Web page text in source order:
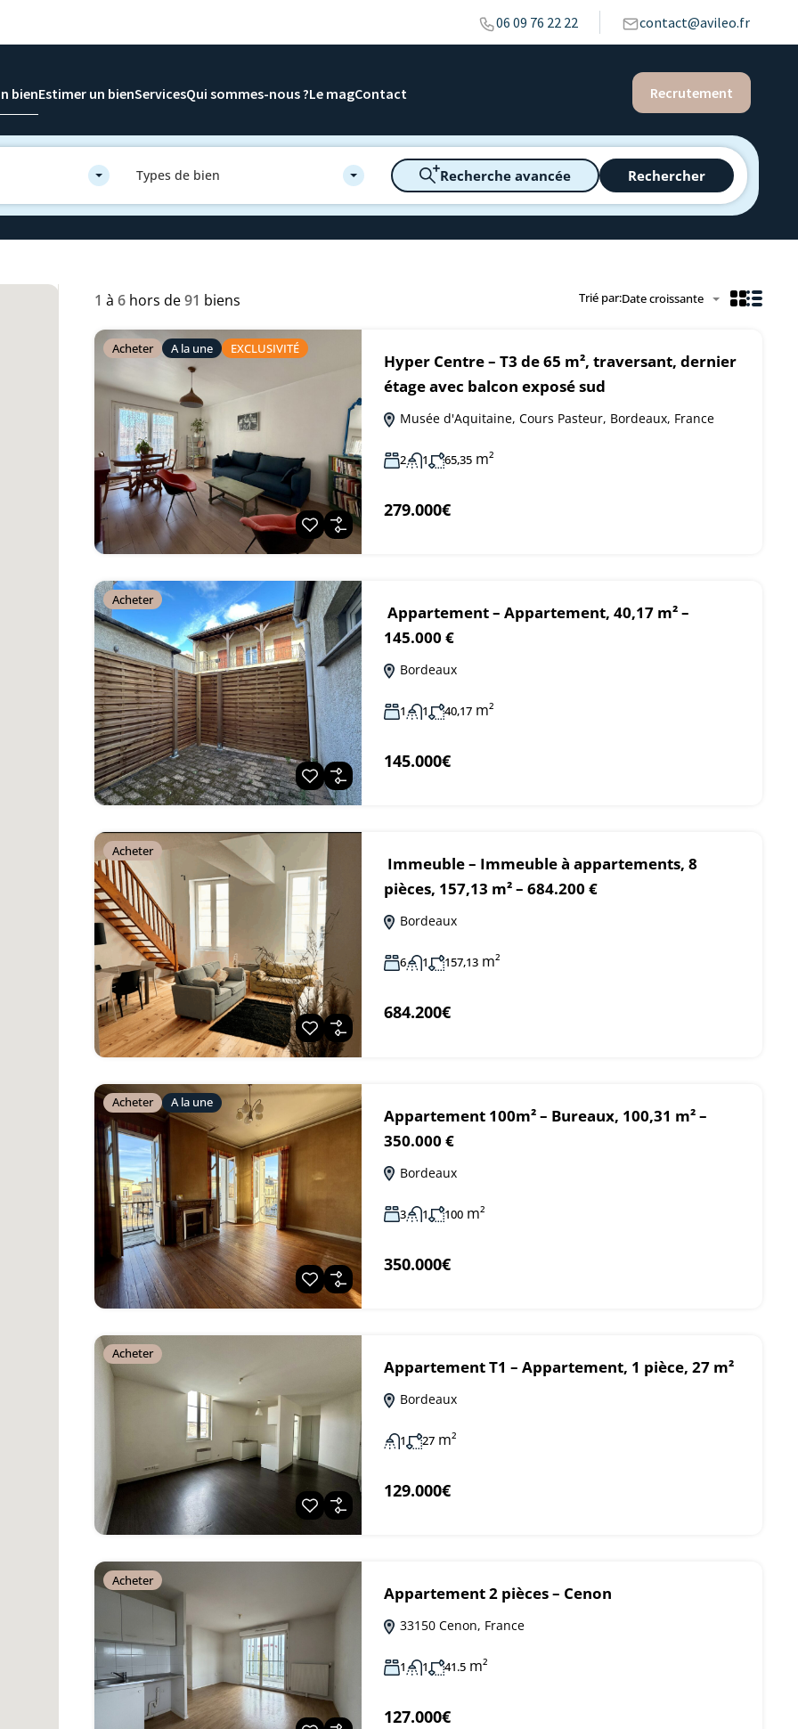
06 09 76 22 22 contact@avileo.fr
bienEstimer un bienServicesQui sommes-nous ?Le magContact Recrutement
Types de bien Recherche avancée Rechercher
1 à 6 hors de91 biens Trié par:Date croissante
Acheter A la une EXCLUSIVITÉ
Hyper Centre – T3 de 65 m², traversant, dernier
étage avec balcon exposé sud
Musée d'Aquitaine, Cours Pasteur, Bordeaux, France
2 1 65,35 m²
279.000€
Acheter
Appartement – Appartement, 40,17 m² –
145.000 €
Bordeaux
1 1 40,17 m²
145.000€
Acheter
Immeuble – Immeuble à appartements, 8
pièces, 157,13 m² – 684.200 €
Bordeaux
6 1 157,13 m²
684.200€
Acheter A la une
Appartement 100m² – Bureaux, 100,31 m² –
350.000 €
Bordeaux
3 1 100 m²
350.000€
Acheter
Appartement T1 – Appartement, 1 pièce, 27 m²
Bordeaux
1 27 m²
129.000€
Acheter
Appartement 2 pièces – Cenon
33150 Cenon, France
1 1 41.5 m²
127.000€